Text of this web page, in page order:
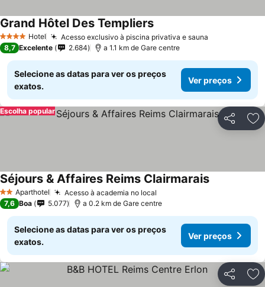
4 EstrelasHotel Acesso exclusivo à piscina privativa e sauna
Grand Hôtel Des Templiers
8,7 Excelente 2.684 a 1.1 km de Gare centre
Selecione as datas para ver os preços
exatos.
Ver preços
Partilhar
Escolha popular
2 EstrelasAparthotel Acesso à academia no local
Séjours & Affaires Reims Clairmarais
7,6 Boa 5.077 a 0.2 km de Gare centre
Selecione as datas para ver os preços
exatos.
Ver preços
Partilhar